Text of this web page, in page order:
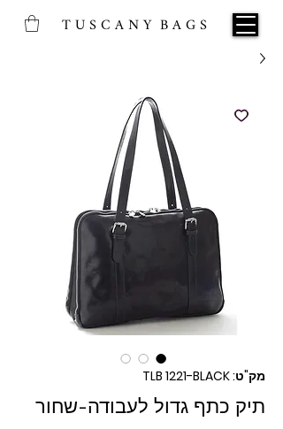
T U S C A N Y B A G S
מק"ט: TLB 1221-BLACK
תיק כתף גדול לעבודה-שחור